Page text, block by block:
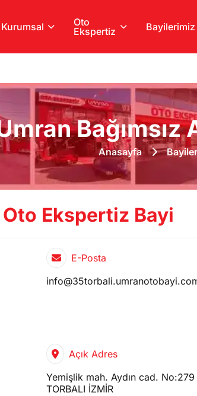
Kurumsal
Oto
Ekspertiz
Bayilerimiz
Anasayfa
Oto Ekspertiz Bayi
E-Posta
Açık Adres
Yemişlik mah. Aydın cad. No:279
TORBALI İZMİR